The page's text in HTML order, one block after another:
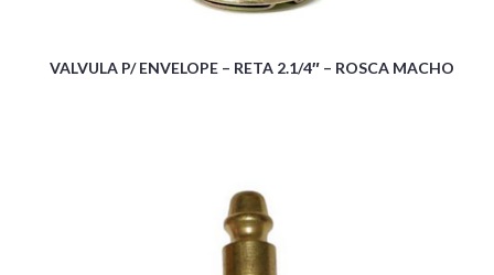
VALVULA P/ ENVELOPE – RETA 2.1/4″ – ROSCA MACHO